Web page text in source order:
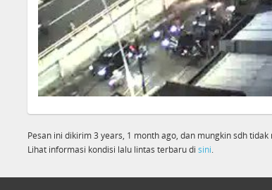
Pesan ini dikirim 3 years, 1 month ago, dan mungkin sdh
Lihat informasi kondisi lalu lintas terbaru di sini.